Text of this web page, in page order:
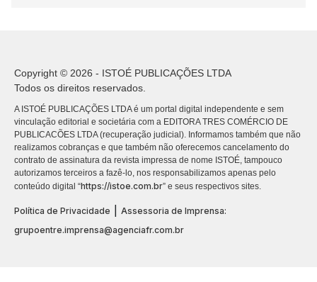
Copyright © 2026 - ISTOÉ PUBLICAÇÕES LTDA
Todos os direitos reservados.
A ISTOÉ PUBLICAÇÕES LTDA é um portal digital independente e sem
vinculação editorial e societária com a EDITORA TRES COMÉRCIO DE
PUBLICACÕES LTDA (recuperação judicial). Informamos também que não
realizamos cobranças e que também não oferecemos cancelamento do
contrato de assinatura da revista impressa de nome ISTOÉ, tampouco
autorizamos terceiros a fazê-lo, nos responsabilizamos apenas pelo
conteúdo digital “https://istoe.com.br” e seus respectivos sites.
Política de Privacidade
Assessoria de Imprensa:
grupoentre.imprensa@agenciafr.com.br